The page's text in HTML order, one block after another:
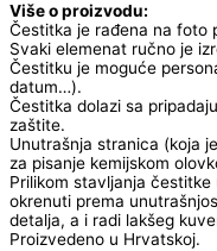
Više o proizvodu:
Čestitka je rađena na foto
Svaki elemenat ručno je
Čestitku je moguće
datum…).
Čestitka dolazi sa
zaštite.
Unutrašnja stranica (koja
za pisanje kemijskom
Prilikom stavljanja
okrenuti prema
detalja, a i radi lakšeg
Proizvedeno u Hrvatskoj.